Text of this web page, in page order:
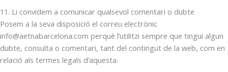
11. Li convidem a comunicar qualsevol comentari o dubte
Posem a la seva disposició el correu electrònic
info@aetnabarcelona.com perquè l’utilitzi sempre que tingui algun
dubte, consulta o comentari, tant del contingut de la web, com en
relació als termes legals d’aquesta.